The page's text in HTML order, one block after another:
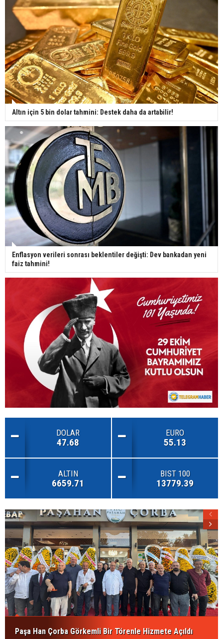
Altın için 5 bin dolar tahmini: Destek daha da artabilir!
Enflasyon verileri sonrası beklentiler değişti: Dev bankadan yeni
faiz tahmini!
DOLAR
47.68
EURO
55.13
ALTIN
6659.71
BIST 100
13779.39
Paşa Han Çorba Görkemli Bir Törenle Hizmete Açıldı